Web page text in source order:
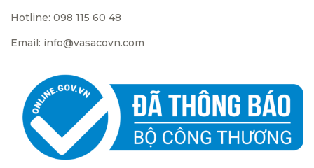
Hotline: 098 115 60 48
Email: info@vasacovn.com